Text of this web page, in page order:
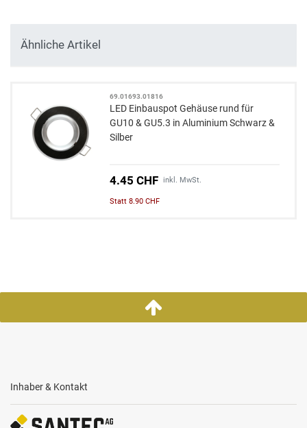
Ähnliche Artikel
69.01693.01816
LED Einbauspot Gehäuse rund für
GU10 & GU5.3 in Aluminium Schwarz &
Silber
4.45 CHF inkl. MwSt.
Statt 8.90 CHF
Inhaber & Kontakt